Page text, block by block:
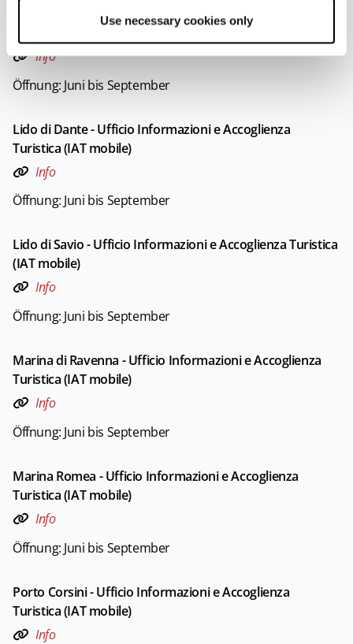
Use necessary cookies only
Lido di Classe - Ufficio Informazioni e Accoglienza
Info
Öffnung: Juni bis September
Lido di Dante - Ufficio Informazioni e Accoglienza
Turistica (IAT mobile)
Info
Öffnung: Juni bis September
Lido di Savio - Ufficio Informazioni e Accoglienza Turistica
(IAT mobile)
Info
Öffnung: Juni bis September
Marina di Ravenna - Ufficio Informazioni e Accoglienza
Turistica (IAT mobile)
Info
Öffnung: Juni bis September
Marina Romea - Ufficio Informazioni e Accoglienza
Turistica (IAT mobile)
Info
Öffnung: Juni bis September
Porto Corsini - Ufficio Informazioni e Accoglienza
Turistica (IAT mobile)
Info